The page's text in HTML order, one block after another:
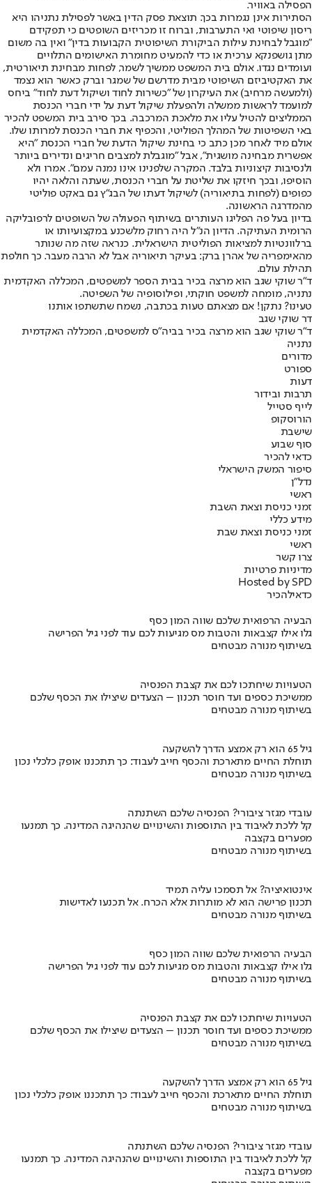
הפסילה באוויר.
הסתירות אינן נגמרות בכך. תוצאת פסק הדין באשר לפסילת נתניהו היא
ריסון שיפוטי ואי התערבות, וברוח זו מכריזים השופטים כי תפקידם
״מוגבל לבחינת עילות הביקורת השיפוטית הקבועות בדין״ ואין בה משום
מתן גושפנקא ערכית או כדי להמעיט מחומרת האישומים התלויים
ועומדים נגדו. אולם בית המשפט ממשיך לשמר, לפחות מבחינת תיאורטית,
את האקטיביזם השיפוטי מבית מדרשם של שמגר וברק כאשר הוא נצמד
(ולמעשה מרחיב) את העיקרון של ״כשירות לחוד ושיקול דעת לחוד״ ביחס
למועמד לראשות ממשלה ולהפעלת שיקול דעת על ידי חברי הכנסת
הממליצים להטיל עליו את מלאכת המרכבה. בכך סירב בית המשפט להכיר
באי השפיטות של המהלך הפוליטי, והכפיף את חברי הכנסת למרותו שלו.
אולם מיד לאחר מכן כתב כי בחינת שיקול הדעת של חברי הכנסת ״היא
אפשרית מבחינה מושגית״, אבל ״מוגבלת למצבים חריגים ונדירים ביותר
ולנסיבות קיצוניות בלבד. המקרה שלפנינו אינו נמנה עמם״. אמרו ולא
הוסיפו, ובכך חיזקו את שליטת על חברי הכנסת, שעתה והלאה יהיו
כפופים (לפחות בתיאוריה) לשיקול דעתו של הבג״ץ גם באקט פוליטי
מהמדרגה הראשונה.
בדיון בעל פה הפליגו העותרים בשיתוף הפעולה של השופטים לרפובליקה
הרומית העתיקה. הדיון הנ״ל היה רחוק מלשכנע במקצועיותו או
ברלוונטיות למציאות הפוליטית הישראלית. כנראה שזה מה שנותר
מהאימפריה של אהרן ברק: בעיקר תיאוריה אבל לא הרבה מעבר. כך חולפת
תהילת עולם.
ד"ר שוקי שגב הוא מרצה בכיר בבית הספר למשפטים, המכללה האקדמית
נתניה, מומחה למשפט חוקתי, ופילוסופיה של השפיטה.
טעינו? נתקן! אם מצאתם טעות בכתבה, נשמח שתשתפו אותנו
דר שוקי שגב
ד"ר שוקי שגב הוא מרצה בכיר בביה"ס למשפטים, המכללה האקדמית
נתניה
מדורים
ספורט
דעות
תרבות ובידור
לייף סטייל
הורוסקופ
שישבת
סוף שבוע
כדאי להכיר
סיפור המשק הישראלי
נדל"ן
ראשי
זמני כניסת וצאת השבת
מידע כללי
זמני כניסת וצאת שבת
ראשי
צרו קשר
מדיניות פרטיות
Hosted by SPD
כדאילהכיר
הבעיה הרפואית שלכם שווה המון כסף
גלו אילו קצבאות והטבות מס מגיעות לכם עוד לפני גיל הפרישה
בשיתוף מנורה מבטחים
הטעויות שיחתכו לכם את קצבת הפנסיה
ממשיכת כספים ועד חוסר תכנון – הצעדים שיצילו את הכסף שלכם
בשיתוף מנורה מבטחים
גיל 65 הוא רק אמצע הדרך להשקעה
תוחלת החיים מתארכת והכסף חייב לעבוד: כך תתכננו אופק כלכלי נכון
בשיתוף מנורה מבטחים
עובדי מגזר ציבורי? הפנסיה שלכם השתנתה
קל ללכת לאיבוד בין התוספות והשינויים שהנהיגה המדינה. כך תמנעו
מפערים בקצבה
בשיתוף מנורה מבטחים
אינטואיציה? אל תסמכו עליה תמיד
תכנון פרישה הוא לא מותרות אלא הכרח. אל תכנעו לאדישות
בשיתוף מנורה מבטחים
הבעיה הרפואית שלכם שווה המון כסף
גלו אילו קצבאות והטבות מס מגיעות לכם עוד לפני גיל הפרישה
בשיתוף מנורה מבטחים
הטעויות שיחתכו לכם את קצבת הפנסיה
ממשיכת כספים ועד חוסר תכנון – הצעדים שיצילו את הכסף שלכם
בשיתוף מנורה מבטחים
גיל 65 הוא רק אמצע הדרך להשקעה
תוחלת החיים מתארכת והכסף חייב לעבוד: כך תתכננו אופק כלכלי נכון
בשיתוף מנורה מבטחים
עובדי מגזר ציבורי? הפנסיה שלכם השתנתה
קל ללכת לאיבוד בין התוספות והשינויים שהנהיגה המדינה. כך תמנעו
מפערים בקצבה